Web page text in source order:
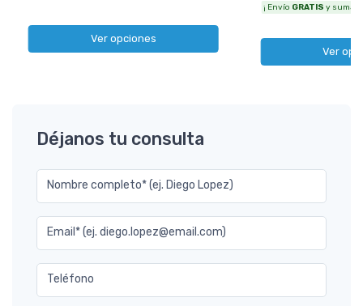
Ver opciones
¡ Envío GRATIS y sumás
Ver
Déjanos tu consulta
Nombre completo* (ej. Diego Lopez)
Email* (ej. diego.lopez@email.com)
Teléfono